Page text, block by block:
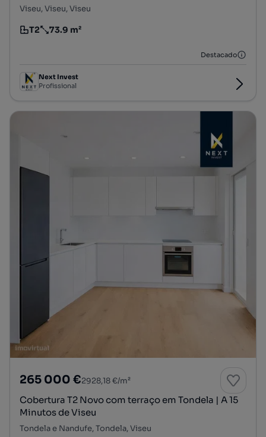
Viseu, Viseu, Viseu
Tipologia
T2
Preço por metro quadrado
73.9 m²
Destacado
Next Invest
Profissional
265 000 €2928,18 €/m²
Cobertura T2 Novo com terraço em Tondela | A 15
Minutos de Viseu
Tondela e Nandufe, Tondela, Viseu